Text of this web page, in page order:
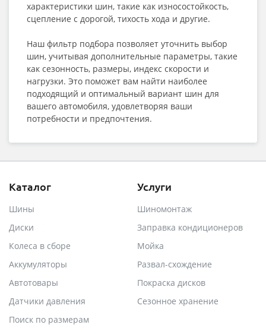
характеристики шин, такие как износостойкость,
сцепление с дорогой, тихость хода и другие.
Наш фильтр подбора позволяет уточнить выбор
шин, учитывая дополнительные параметры, такие
как сезонность, размеры, индекс скорости и
нагрузки. Это поможет вам найти наиболее
подходящий и оптимальный вариант шин для
вашего автомобиля, удовлетворяя ваши
потребности и предпочтения.
Каталог
Шины
Диски
Колеса в сборе
Аккумуляторы
Автотовары
Датчики давления
Поиск по размерам
Услуги
Шиномонтаж
Заправка кондиционеров
Мойка
Развал-схождение
Покраска дисков
Сезонное хранение